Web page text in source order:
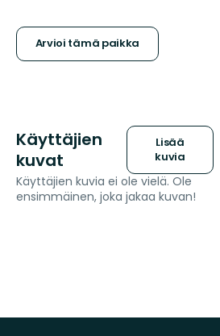
Arvioi tämä paikka
Käyttäjien
kuvat
Lisää
kuvia
Käyttäjien kuvia ei ole vielä. Ole
ensimmäinen, joka jakaa kuvan!